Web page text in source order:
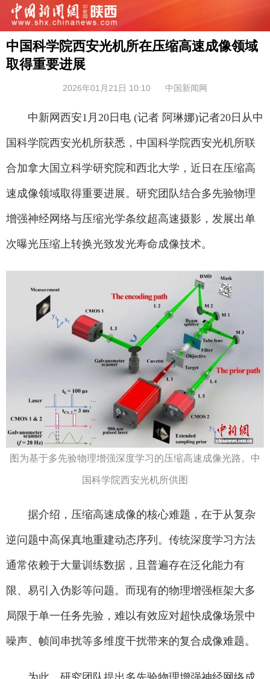
中国科学院西安光机所在压缩高速成像领域
取得重要进展
2026年01月21日 10:10 中国新闻网
中新网西安1月20日电 (记者 阿琳娜)记者20日从中
国科学院西安光机所获悉，中国科学院西安光机所联
合加拿大国立科学研究院和西北大学，近日在压缩高
速成像领域取得重要进展。研究团队结合多先验物理
增强神经网络与压缩光学条纹超高速摄影，发展出单
次曝光压缩上转换光致发光寿命成像技术。
图为基于多先验物理增强深度学习的压缩高速成像光路。中
国科学院西安光机所供图
据介绍，压缩高速成像的核心难题，在于从复杂
逆问题中高保真地重建动态序列。传统深度学习方法
通常依赖于大量训练数据，且普遍存在泛化能力有
限、易引入伪影等问题。而现有的物理增强框架大多
局限于单一任务先验，难以有效应对超快成像场景中
噪声、帧间串扰等多维度干扰带来的复合成像难题。